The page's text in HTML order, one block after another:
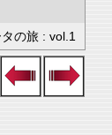
の旅 : vol.1